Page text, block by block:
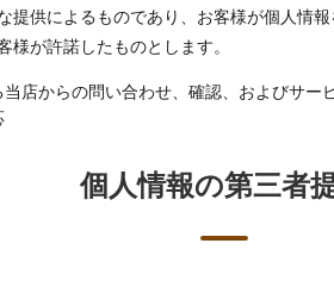
提供によるものであり、お客様が個人情
様が許諾したものとします。
店からの問い合わせ、確認、およびサー
個人情報の第三者